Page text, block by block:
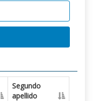
Segundo
apellido